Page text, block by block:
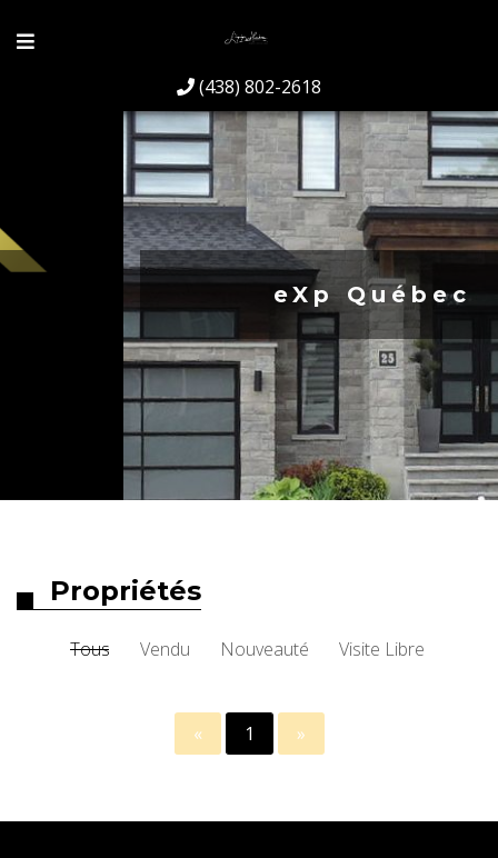
(438) 802-2618
eXp Québec
Propriétés
Tous Vendu Nouveauté Visite Libre
« 1 »